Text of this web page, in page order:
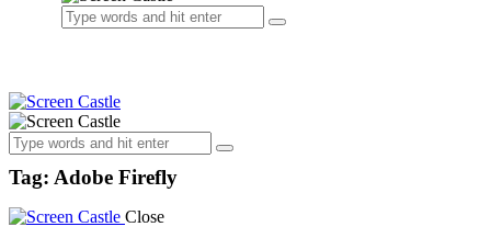
Tag: Adobe Firefly
Close